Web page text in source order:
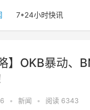
7*24小时快讯
】OKB暴动
• 新闻 • 阅读 6343